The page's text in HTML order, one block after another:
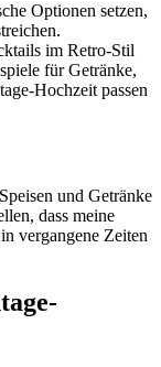
Optionen setzen,
im Retro-Stil
für Getränke,
Hochzeit passen
und Getränke
dass meine
vergangene Zeiten